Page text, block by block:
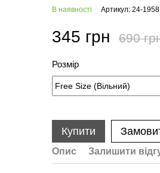
В наявності Артикул: 24-
345 грн 690
Розмір
Купити
Опис Залишити